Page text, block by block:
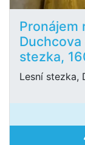
Pronájem
stezka,
Lesní stezka,